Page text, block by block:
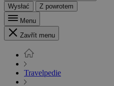
Wysłać
Z powrotem
Menu
Zavřít menu
Travelpedie